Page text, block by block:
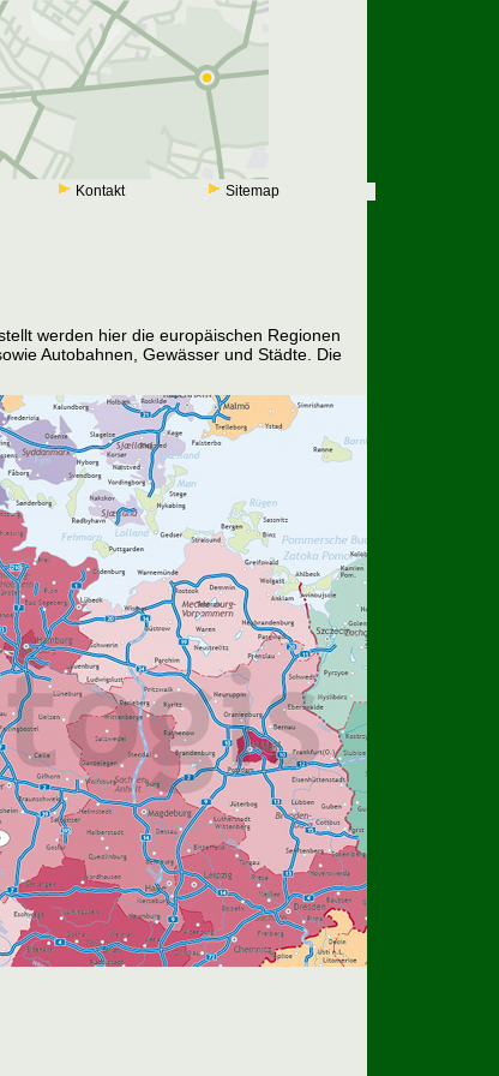
Kontakt
Sitemap
werden hier die europäischen Regionen
Autobahnen, Gewässer und Städte. Die